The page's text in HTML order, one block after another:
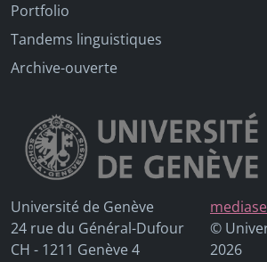
Portfolio
Tandems linguistiques
Archive-ouverte
Université de Genève
24 rue du Général-Dufour
CH - 1211 Genève 4
©
2026